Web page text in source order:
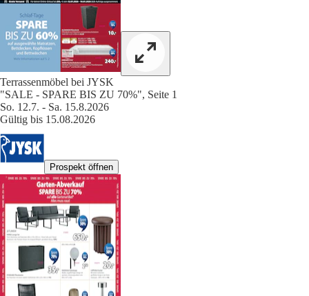
Terrassenmöbel bei JYSK
"SALE - SPARE BIS ZU 70%", Seite 1
So. 12.7. - Sa. 15.8.2026
Gültig bis 15.08.2026
Prospekt öffnen